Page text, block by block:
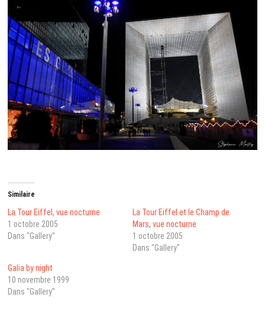
Similaire
La Tour Eiffel, vue nocturne
1 octobre 2005
Dans "Gallery"
La Tour Eiffel et le Champ de
Mars, vue nocturne
1 octobre 2005
Dans "Gallery"
Galia by night
10 novembre 1999
Dans "Gallery"